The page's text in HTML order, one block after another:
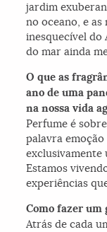
jardim
no oceano, e
inesquecível do
do mar ainda
O que as
ano de uma
na nossa vida
Perfume é
palavra
exclusivamente
Estamos
experiências
Como fazer um
Atrás de cada